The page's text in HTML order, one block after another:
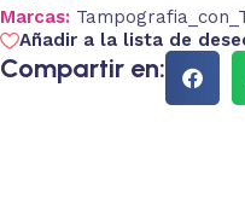
Marcas:
Añadir a la lista de
Compartir en: